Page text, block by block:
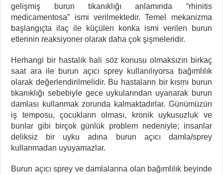
gelişmiş burun tıkanıklığı anlamında “rhinitis
medicamentosa” ismi verilmektedir. Temel mekanizma
başlangıçta ilaç ile küçülen konka ismi verilen burun
etlerinin reaksiyoner olarak daha çok şişmeleridir.
Herhangi bir hastalık hali söz konusu olmaksızın birkaç
saat ara ile burun açıcı sprey kullanılıyorsa bağımlılık
olarak değerlendirilmelidir. Bu hastaların bir kısmı burun
tıkanıklığı sebebiyle gece uykularından uyanarak burun
damlası kullanmak zorunda kalmaktadırlar. Günümüzün
iş temposu, çocukların olması, kronik uykusuzluk ve
bunlar gibi birçok günlük problem nedeniyle; insanlar
deliksiz bir uyku adına burun açıcı damla/sprey
kullanmadan uyuyamazlar.
Burun açıcı sprey ve damlalarına olan bağımlılık beyinde